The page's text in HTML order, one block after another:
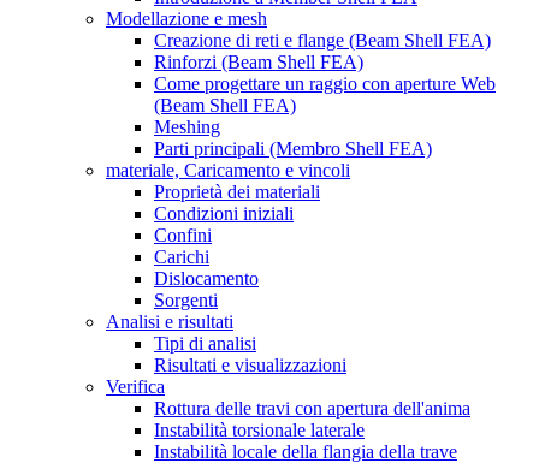
Modellazione e mesh
Creazione di reti e flange (Beam Shell FEA)
Rinforzi (Beam Shell FEA)
Come progettare un raggio con aperture Web
(Beam Shell FEA)
Meshing
Parti principali (Membro Shell FEA)
materiale, Caricamento e vincoli
Proprietà dei materiali
Condizioni iniziali
Confini
Carichi
Dislocamento
Sorgenti
Analisi e risultati
Tipi di analisi
Risultati e visualizzazioni
Verifica
Rottura delle travi con apertura dell'anima
Instabilità torsionale laterale
Instabilità locale della flangia della trave